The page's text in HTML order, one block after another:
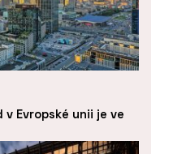
v Evropské unii je ve